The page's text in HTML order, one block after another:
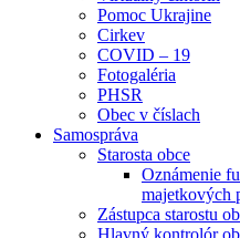
Pomoc Ukrajine
Cirkev
COVID – 19
Fotogaléria
PHSR
Obec v číslach
Samospráva
Starosta obce
Oznámenie
majetkových
Zástupca starostu
Hlavný kontrolór